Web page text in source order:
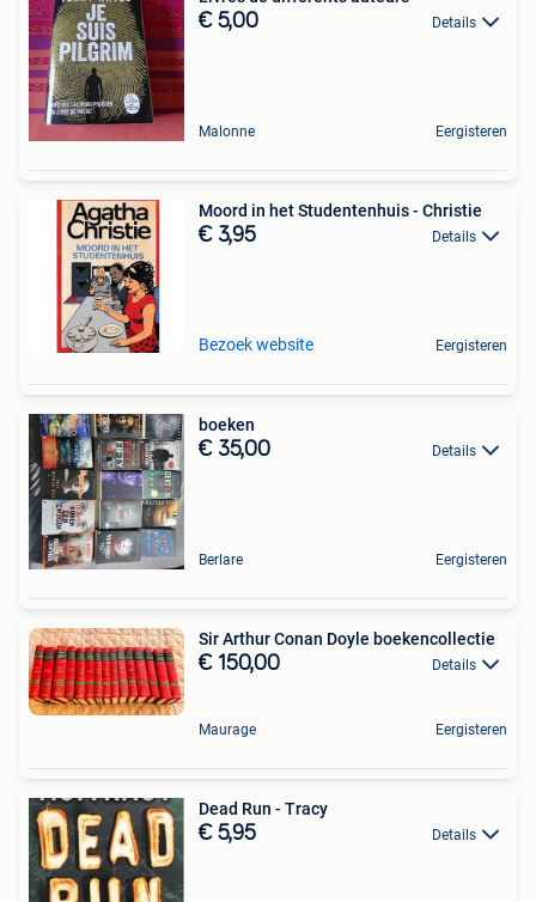
€ 5,00 Details
Malonne Eergisteren
Moord in het Studentenhuis - Christie
€ 3,95 Details
Bezoek website Eergisteren
boeken
€ 35,00 Details
Berlare Eergisteren
Sir Arthur Conan Doyle boekencollectie
€ 150,00 Details
Maurage Eergisteren
Dead Run - Tracy
€ 5,95 Details